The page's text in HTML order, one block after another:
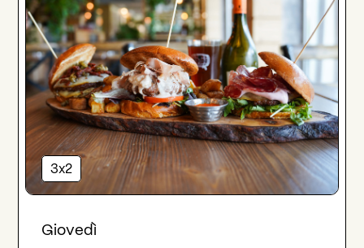
3x2
Giovedì